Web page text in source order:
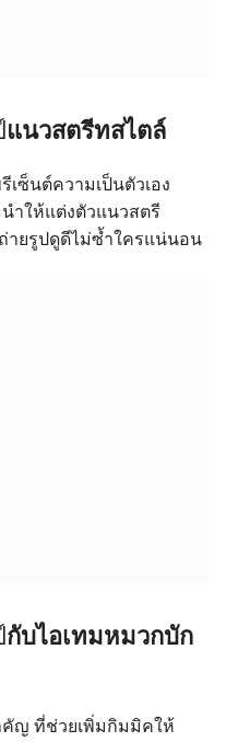
แนวสตรีทสไตล์
ซ็นต์ความเป็นตัวเอง
ำให้แต่งตัวแนวสตรี
ายรูปดูดีไม่ซ้ำใครแน่นอน
กับไอเทมหมวกบัก
คัญ ที่ช่วยเพิ่มกิมมิคให้